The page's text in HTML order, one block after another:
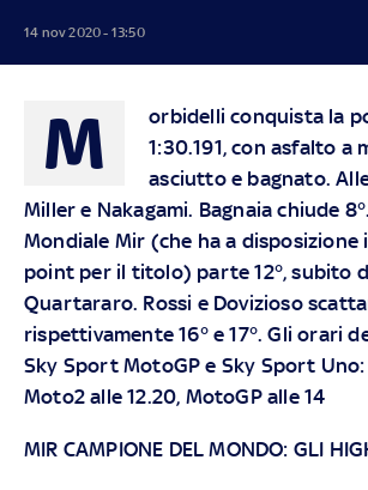
14 nov 2020 - 13:50
M
orbidelli conquista la
1:30.191, con asfalto a
asciutto e bagnato.
Miller e Nakagami. Bagnaia chiude
Mondiale Mir (che ha a disposizione
point per il titolo) parte 12°, subito
Quartararo. Rossi e Dovizioso
rispettivamente 16° e 17°. Gli orari
Sky Sport MotoGP e Sky Sport Uno:
Moto2 alle 12.20, MotoGP alle 14
MIR CAMPIONE DEL MONDO: GLI